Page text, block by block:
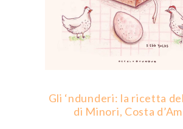
Gli ‘ndunderi: la ricetta
di Minori, Costa